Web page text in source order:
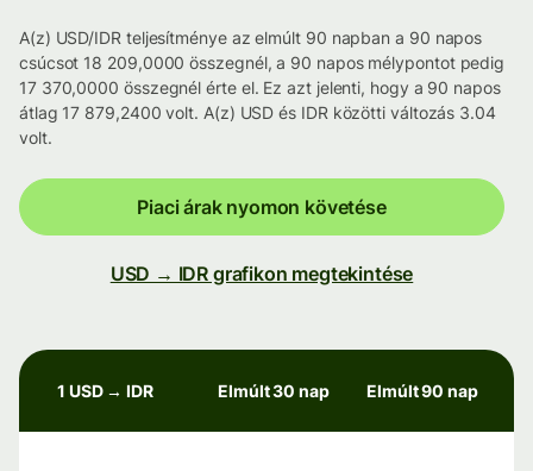
A(z) USD/IDR teljesítménye az elmúlt 90 napban a 90 napos
csúcsot 18 209,0000 összegnél, a 90 napos mélypontot pedig
17 370,0000 összegnél érte el. Ez azt jelenti, hogy a 90 napos
átlag 17 879,2400 volt. A(z) USD és IDR közötti változás 3.04
volt.
Piaci árak nyomon követése
USD → IDR grafikon megtekintése
1 USD → IDR Elmúlt 30 nap Elmúlt 90 nap